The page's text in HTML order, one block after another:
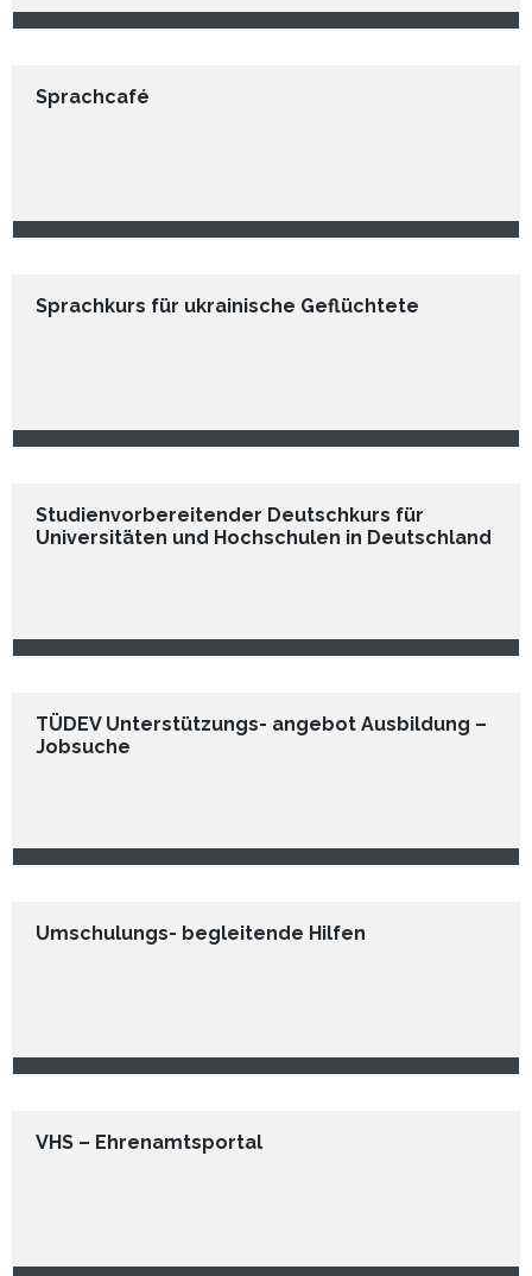
Sprachcafé
Sprachkurs für ukrainische Geflüchtete
Studienvorbereitender Deutschkurs für
Universitäten und Hochschulen in Deutschland
TÜDEV Unterstützungs- angebot Ausbildung –
Jobsuche
Umschulungs- begleitende Hilfen
VHS – Ehrenamtsportal